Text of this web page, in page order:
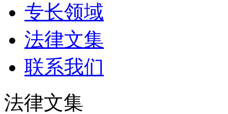
专长领域
法律文集
联系我们
法律文集